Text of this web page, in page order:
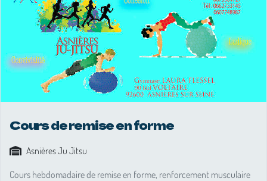
Cours de remise en forme
Asnières Ju Jitsu
Cours hebdomadaire de remise en forme, renforcement musculaire